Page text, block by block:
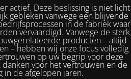
actief. Deze beslissing is niet licht
gebleken vanwege een blijvende
in de fabriek waar
vervaardigd. Vanwege de sterk
producten – altijd
– hebben wij onze focus volledig
op uw begrip voor deze
voor het vertrouwen en de
in de afgelopen jaren.